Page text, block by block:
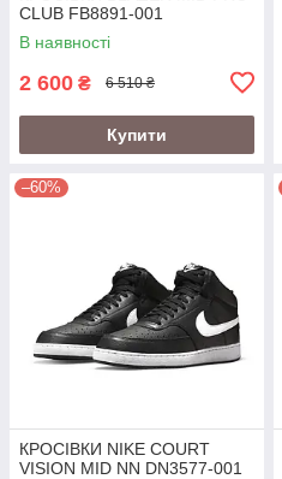
CLUB FB8891-001
В наявності
2 600 ₴ 6 510 ₴
Купити
–60%
КРОСІВКИ NIKE COURT
VISION MID NN DN3577-001